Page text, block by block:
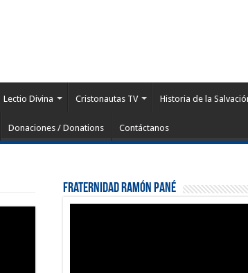
Lectio Divina Cristonautas TV Historia de la
Donaciones / Donations Contáctanos
Fraternidad Ramón Pané